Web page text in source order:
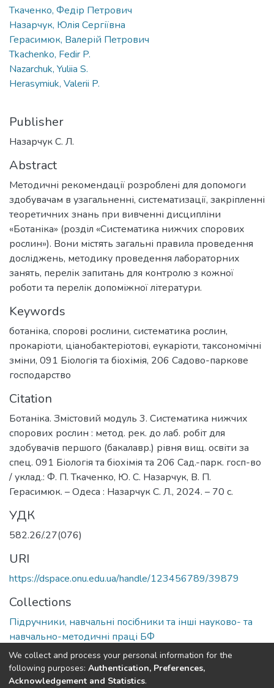
Ткаченко, Федір Петрович
Назарчук, Юлія Сергіївна
Герасимюк, Валерій Петрович
Tkachenko, Fedir P.
Nazarchuk, Yuliia S.
Herasymiuk, Valerii P.
Publisher
Назарчук С. Л.
Abstract
Методичні рекомендації розроблені для допомоги
здобувачам в узагальненні, систематизації, закріпленні
теоретичних знань при вивченні дисципліни
«Ботаніка» (розділ «Систематика нижчих спорових
рослин»). Вони містять загальні правила проведення
досліджень, методику проведення лабораторних
занять, перелік запитань для контролю з кожної
роботи та перелік допоміжної літератури.
Keywords
ботаніка, спорові рослини, систематика рослин,
прокаріоти, ціанобактеріотові, еукаріоти, таксономічні
зміни, 091 Біологія та біохімія, 206 Садово-паркове
господарство
Citation
Ботаніка. Змістовий модуль 3. Систематика нижчих
спорових рослин : метод. рек. до лаб. робіт для
здобувачів першого (бакалавр.) рівня вищ. освіти за
спец. 091 Біологія та біохімія та 206 Сад.-парк. госп-во
/ уклад.: Ф. П. Ткаченко, Ю. С. Назарчук, В. П.
Герасимюк. – Одеса : Назарчук С. Л., 2024. – 70 с.
УДК
582.26/.27(076)
URI
https://dspace.onu.edu.ua/handle/123456789/39879
Collections
Підручники, навчальні посібники та інші науково- та
навчально-методичні праці БФ
Full item page
We collect and process your personal information for the
following purposes: Authentication, Preferences,
Acknowledgement and Statistics.